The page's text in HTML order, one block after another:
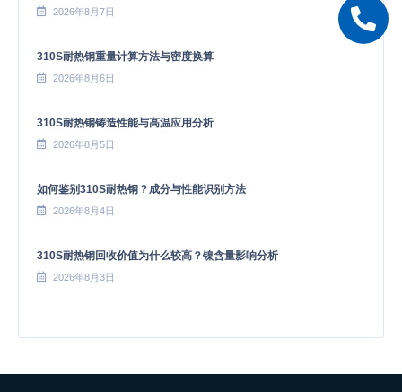
2026年8月7日
310S耐热钢重量计算方法与密度换算
2026年8月6日
310S耐热钢铸造性能与高温应用分析
2026年8月5日
如何鉴别310S耐热钢？成分与性能识别方法
2026年8月4日
310S耐热钢回收价值为什么较高？镍含量影响分析
2026年8月3日